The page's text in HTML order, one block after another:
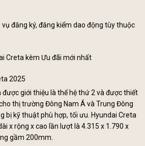
đăng ký, đăng kiểm dao động tùy thuộc
Creta kèm Ưu đãi mới nhất
2025
được giới thiệu là thế hệ thứ 2 và được thiết
thị trường Đông Nam Á và Trung Đông
bị kỹ thuật phù hợp, tối ưu. Hyundai Creta
x rộng x cao lần lượt là 4.315 x 1.790 x
gầm 200mm.